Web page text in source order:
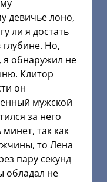
девичье лоно,
ли я достать
Но,
я обнаружил не
Клитор
он
мужской
за него
так как
то Лена
пару секунд
обладал не